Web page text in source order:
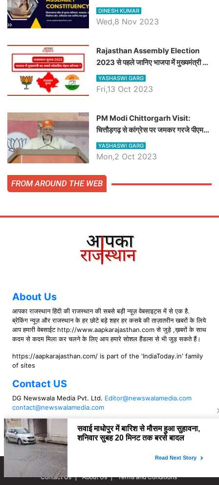
चौधरी तो अमित चौधरी होंगे भाजपा उम्मीदवार,
जानिये हनुमानगढ़ विधानसभा सीट के ताजा
DINESH KUMAR
Wed,8 Nov 2023
Rajasthan Assembly Election
2023 से पहले जानिए भाजपा में मुख्यमंत्री का
सबसे लोकप्रिय चेहरा कौनसा ?
YASHASWI GARG
Fri,13 Oct 2023
PM Modi Chittorgarh Visit:
चित्तौड़गढ़ से कांग्रेस पर जमकर गरजे पीएम
मोदी, जाने प्रधानमंत्री के भाषण की बड़ी
बातें, देखें वीडियो
YASHASWI GARG
Mon,2 Oct 2023
FROM AROUND THE WEB
About Us
आपका राजस्थान हिंदी की राजस्थान की सबसे बड़ी न्यूज़ वेबसाइट्स में से एक है.
ब्रेकिंग न्यूज़ और राजस्थान के हर छोटे बड़े शहर हर कसबे की ताज़ातरीन खबरों के लिये
आप हमारी वेबसाईट http://www.aapkarajasthan.com से जुड़े ,ख़बरों के साथ
कदम से कदम मिला कर चलने के लिए आप हमारे सोशल हैंडल्स से भी जुड़ सकते हैं।
https://aapkarajasthan.com/ is part of the 'IndiaToday.in' family
of sites
Contact US
DG Newswala Media Pvt. Ltd. Editor@newswalamedia.com
contact@newswalamedia.com
Follow US
Copyright © 2021 aapkarajasthan
Contact Us
About Us Terms and Conditions